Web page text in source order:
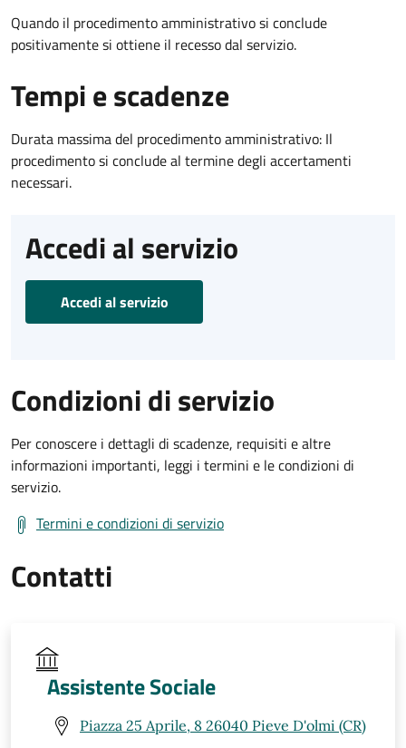
Quando il procedimento amministrativo si conclude
positivamente si ottiene il recesso dal servizio.
Tempi e scadenze
Durata massima del procedimento amministrativo: Il
procedimento si conclude al termine degli accertamenti
necessari.
Accedi al servizio
Accedi al servizio
Condizioni di servizio
Per conoscere i dettagli di scadenze, requisiti e altre
informazioni importanti, leggi i termini e le condizioni di
servizio.
Termini e condizioni di servizio
Contatti
Assistente Sociale
Piazza 25 Aprile, 8 26040 Pieve D'olmi (CR)